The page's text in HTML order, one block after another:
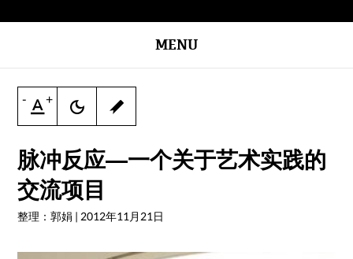
MENU
- +
脉冲反应—一个关于艺术实践的
交流项目
整理：郭娟 | 2012年11月21日